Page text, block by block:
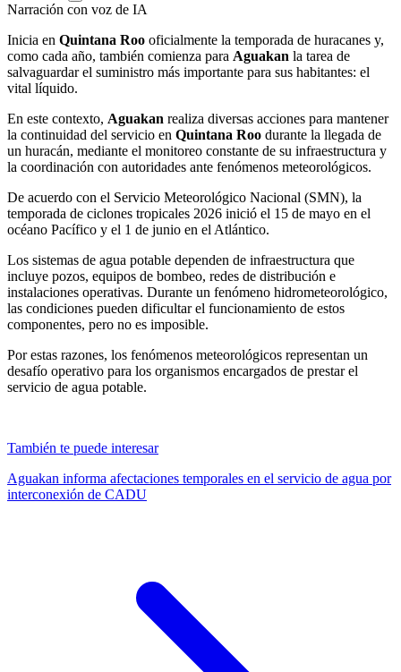
Narración con voz de IA
Inicia en Quintana Roo oficialmente la temporada de huracanes y,
como cada año, también comienza para Aguakan la tarea de
salvaguardar el suministro más importante para sus habitantes: el
vital líquido.
En este contexto, Aguakan realiza diversas acciones para mantener
la continuidad del servicio en Quintana Roo durante la llegada de
un huracán, mediante el monitoreo constante de su infraestructura y
la coordinación con autoridades ante fenómenos meteorológicos.
De acuerdo con el Servicio Meteorológico Nacional (SMN), la
temporada de ciclones tropicales 2026 inició el 15 de mayo en el
océano Pacífico y el 1 de junio en el Atlántico.
Los sistemas de agua potable dependen de infraestructura que
incluye pozos, equipos de bombeo, redes de distribución e
instalaciones operativas. Durante un fenómeno hidrometeorológico,
las condiciones pueden dificultar el funcionamiento de estos
componentes, pero no es imposible.
Por estas razones, los fenómenos meteorológicos representan un
desafío operativo para los organismos encargados de prestar el
servicio de agua potable.
También te puede interesar
Aguakan informa afectaciones temporales en el servicio de agua por
interconexión de CADU